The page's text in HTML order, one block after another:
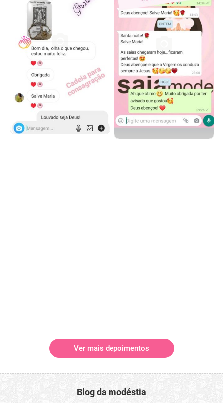
Ver mais depoimentos
Blog da modéstia